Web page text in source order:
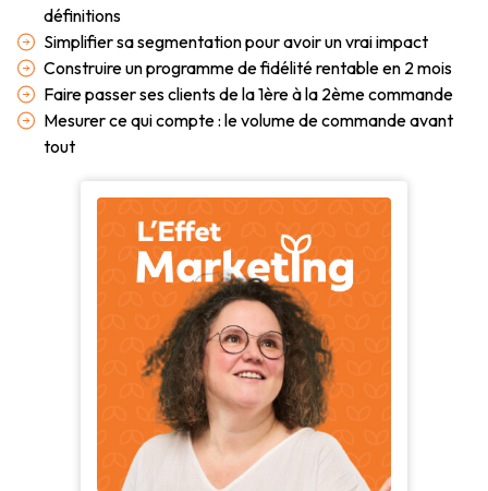
définitions
Simplifier sa segmentation pour avoir un vrai impact
Construire un programme de fidélité rentable en 2 mois
Faire passer ses clients de la 1ère à la 2ème commande
Mesurer ce qui compte : le volume de commande avant
tout